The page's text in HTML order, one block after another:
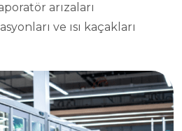
arızaları
ve ısı kaçakları